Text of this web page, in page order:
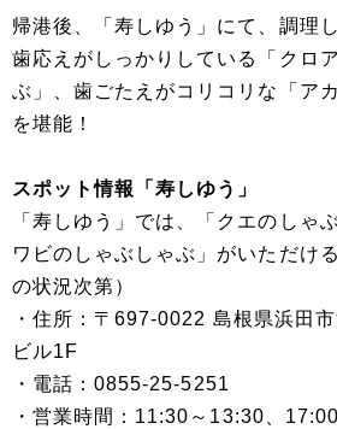
帰港後、「寿しゆう」にて、調理
歯応えがしっかりしている「クロ
ぶ」、歯ごたえがコリコリな「ア
を堪能！
スポット情報「寿しゆう」
「寿しゆう」では、「クエのしゃ
ワビのしゃぶしゃぶ」がいただけ
の状況次第）
・住所：〒697-0022 島根県浜田
ビル1F
・電話：0855-25-5251
・営業時間：11:30～13:30、